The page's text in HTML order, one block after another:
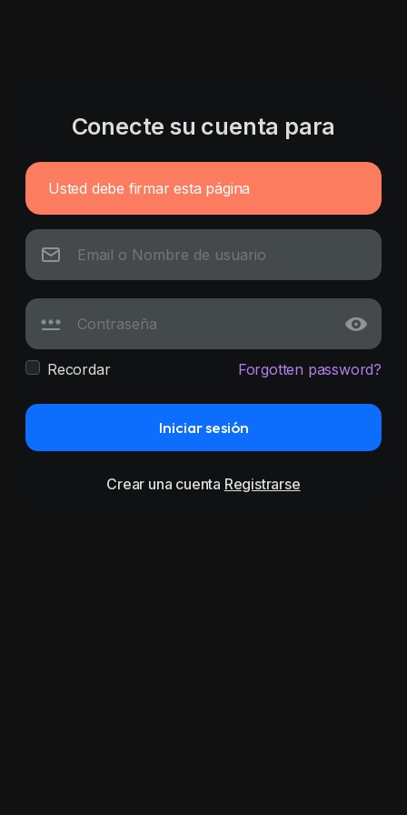
Conecte su cuenta para
Usted debe firmar esta página
Recordar Forgotten password?
Iniciar sesión
Crear una cuenta Registrarse